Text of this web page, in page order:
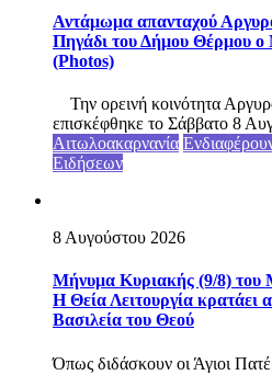
Αντάμωμα απανταχού
Πηγάδι του Δήμου Θέρμου
(Photos)
Την ορεινή κοινότητα
επισκέφθηκε το Σάββατο 8
Αιτωλοακαρνανία
Ειδήσεων
8 Αυγούστου 2026
Μήνυμα Κυριακής (9/8) του
Η Θεία Λειτουργία κρατάει
Βασιλεία του Θεού
Όπως διδάσκουν οι Άγιοι